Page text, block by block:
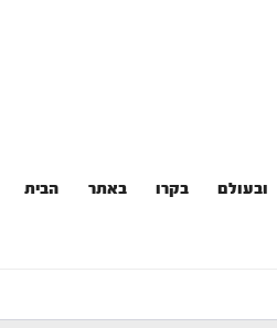
ובעולם בקרו באתר הבית